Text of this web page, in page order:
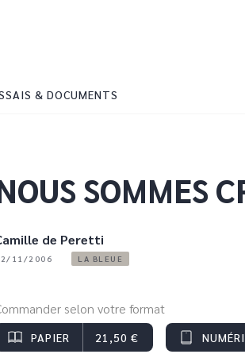
& DOCUMENTS
SOMMES
de Peretti
11/2006 LA BLEUE
selon votre format
PAPIER 21,50 €